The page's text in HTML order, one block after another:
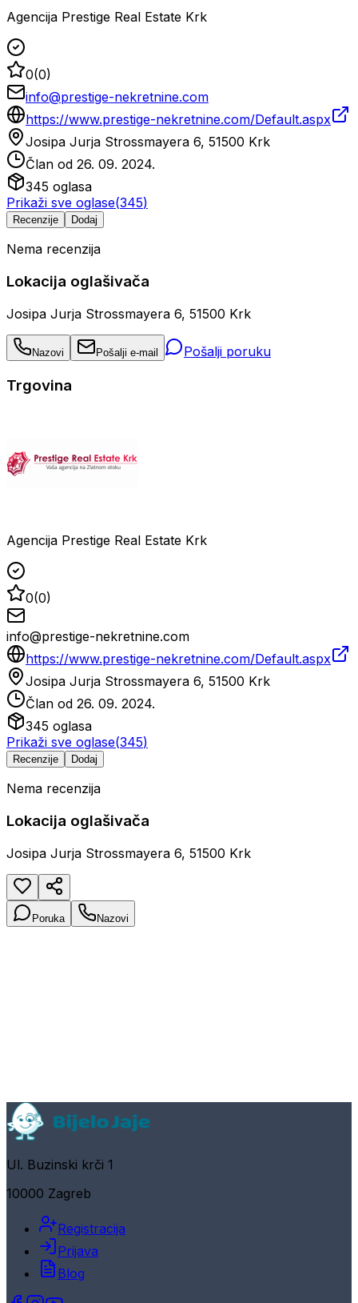
Agencija Prestige Real Estate Krk
0(0)
info@prestige-nekretnine.com
https://www.prestige-nekretnine.com/Default.aspx
Josipa Jurja Strossmayera 6, 51500 Krk
Član od 26. 09. 2024.
345 oglasa
Prikaži sve oglase(345)
Recenzije Dodaj
Nema recenzija
Lokacija oglašivača
Josipa Jurja Strossmayera 6, 51500 Krk
Nazovi Pošalji e-mail Pošalji poruku
Trgovina
Agencija Prestige Real Estate Krk
0(0)
info@prestige-nekretnine.com
https://www.prestige-nekretnine.com/Default.aspx
Josipa Jurja Strossmayera 6, 51500 Krk
Član od 26. 09. 2024.
345 oglasa
Prikaži sve oglase(345)
Recenzije Dodaj
Nema recenzija
Lokacija oglašivača
Josipa Jurja Strossmayera 6, 51500 Krk
Poruka Nazovi
Ul. Buzinski krči 1
10000 Zagreb
Registracija
Prijava
Blog